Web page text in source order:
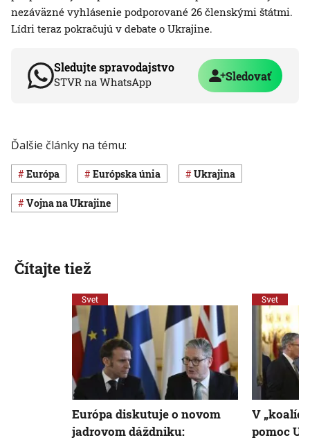
nezáväzné vyhlásenie podporované 26 členskými štátmi.
Lídri teraz pokračujú v debate o Ukrajine.
Sledujte spravodajstvo
STVR na WhatsApp Sledovať
Ďalšie články na tému:
Európa Európska únia Ukrajina
vojna na Ukrajine
Čítajte tiež
Svet
Európa diskutuje o novom
jadrovom dáždniku:
Svet
V
pomoc